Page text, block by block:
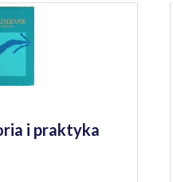
i praktyka